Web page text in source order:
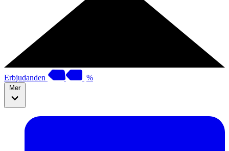
Erbjudanden %
Mer